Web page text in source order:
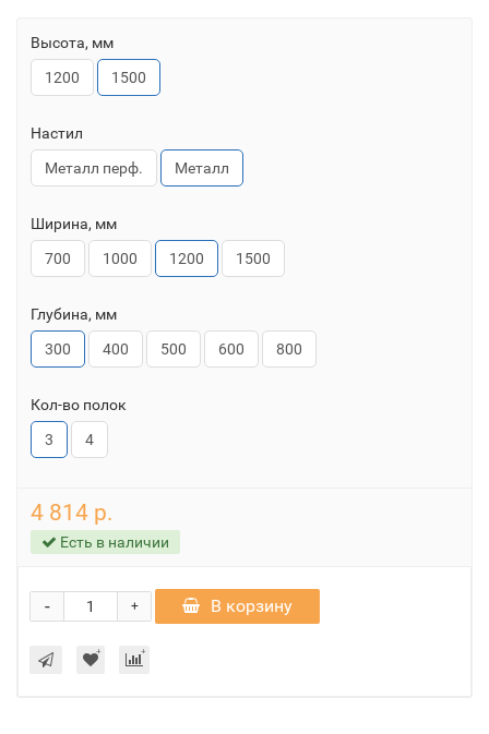
Высота, мм
1200
1500
Настил
Металл перф.
Металл
Ширина, мм
700
1000 1200 1500
Глубина, мм
300
400 500 600 800
Кол-во полок
3
4
4 814 р.
Есть в наличии
+
- В корзину